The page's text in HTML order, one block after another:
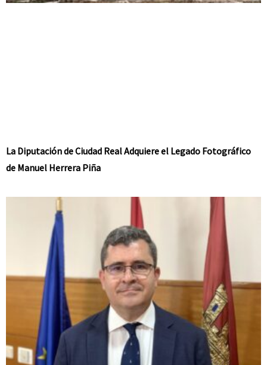
La Diputación de Ciudad Real Adquiere el Legado Fotográfico
de Manuel Herrera Piña